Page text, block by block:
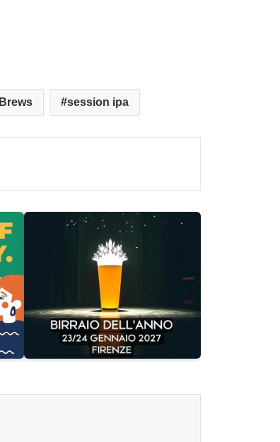
session ipa